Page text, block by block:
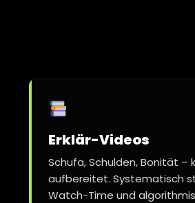
Erklär-Videos
Schufa, Schulden, Bonität
aufbereitet. Systematisch
Watch-Time und